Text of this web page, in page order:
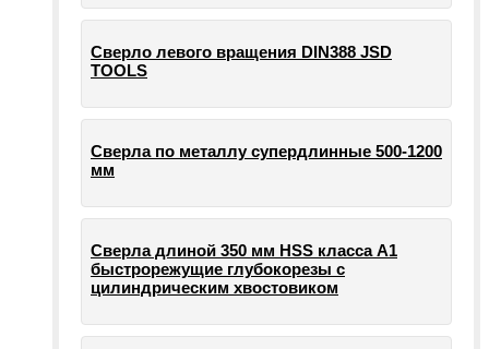
Сверло левого вращения DIN388 JSD
TOOLS
Сверла по металлу супердлинные 500-1200
мм
Сверла длиной 350 мм HSS класса А1
быстрорежущие глубокорезы с
цилиндрическим хвостовиком